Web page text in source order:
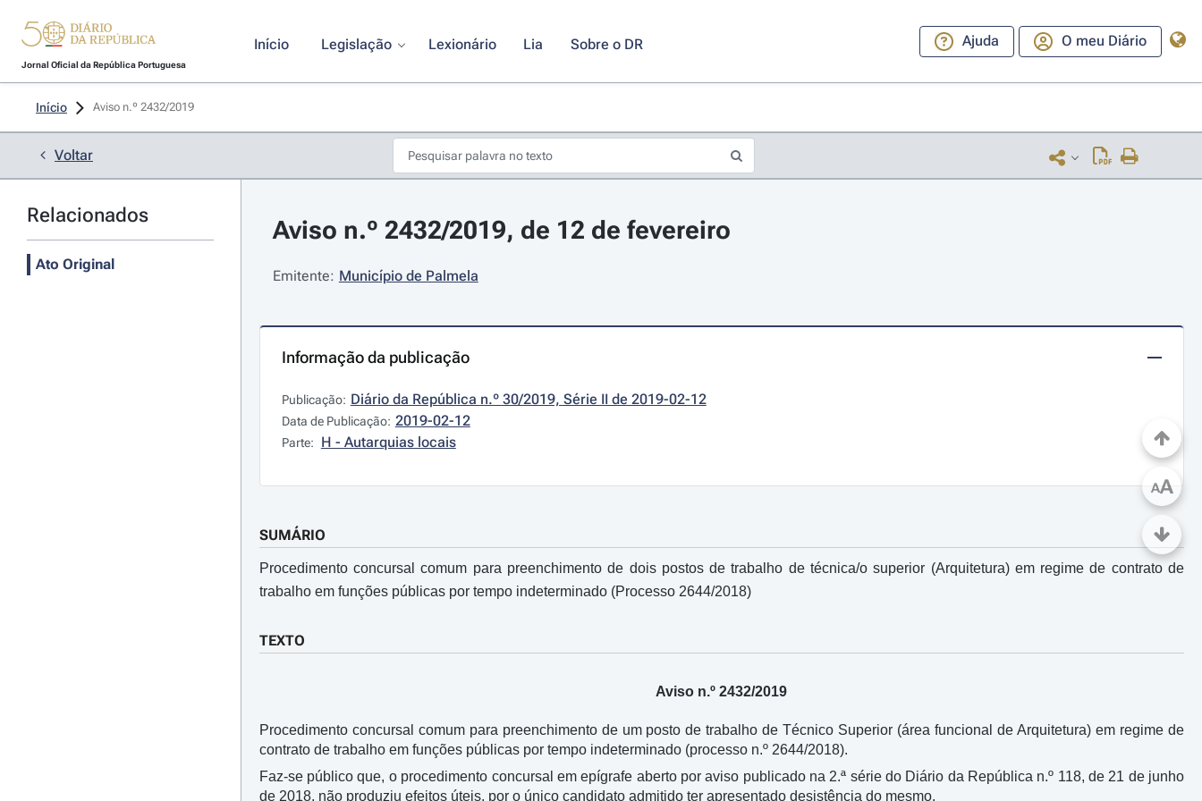
Jornal Oficial da República Portuguesa
Início Legislação Lexionário Lia Sobre o DR Ajuda O meu Diário
Início Aviso n.º 2432/2019
Voltar
Relacionados
Ato Original
Aviso n.º 2432/2019, de 12 de fevereiro
Emitente: Município de Palmela
Informação da publicação
Publicação: Diário da República n.º 30/2019, Série II de 2019-02-12
Data de Publicação: 2019-02-12
Parte: H - Autarquias locais
SUMÁRIO
Procedimento concursal comum para preenchimento de dois postos de trabalho de técnica/o superior (Arquitetura) em regime de contrato de
trabalho em funções públicas por tempo indeterminado (Processo 2644/2018)
TEXTO
Aviso n.º 2432/2019
Procedimento concursal comum para preenchimento de um posto de trabalho de Técnico Superior (área funcional de Arquitetura) em regime de
contrato de trabalho em funções públicas por tempo indeterminado (processo n.º 2644/2018).
Faz-se público que, o procedimento concursal em epígrafe aberto por aviso publicado na 2.ª série do Diário da República n.º 118, de 21 de junho
de 2018, não produziu efeitos úteis, por o único candidato admitido ter apresentado desistência do mesmo.
AA